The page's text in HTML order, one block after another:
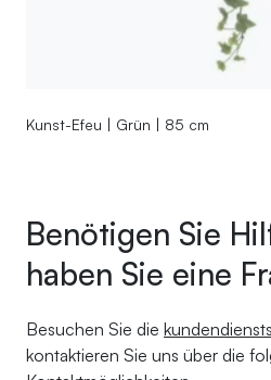
Kunst-Efeu | Grün | 85 cm
Benötigen Sie
haben Sie eine
Besuchen Sie die
kontaktieren Sie uns über die